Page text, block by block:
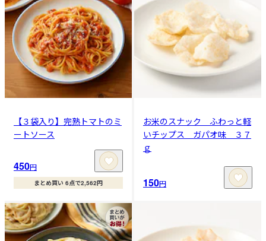
【３袋入り】完熟トマトのミ
ートソース
450円
まとめ買い 6点で2,562円
お米のスナック ふわっと軽
いチップス ガパオ味 ３７
ｇ
150円